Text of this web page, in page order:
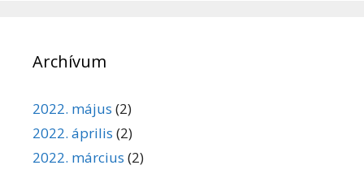
Archívum
2022. május (2)
2022. április (2)
2022. március (2)